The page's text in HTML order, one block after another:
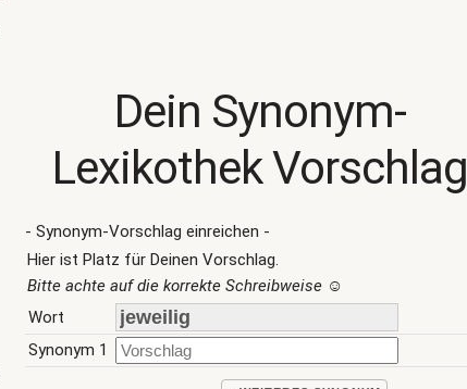
Dein Synonym-
Lexikothek Vorschlag
- Synonym-Vorschlag einreichen -
Hier ist Platz für Deinen Vorschlag.
Bitte achte auf die korrekte Schreibweise☺
Wort
Synonym 1